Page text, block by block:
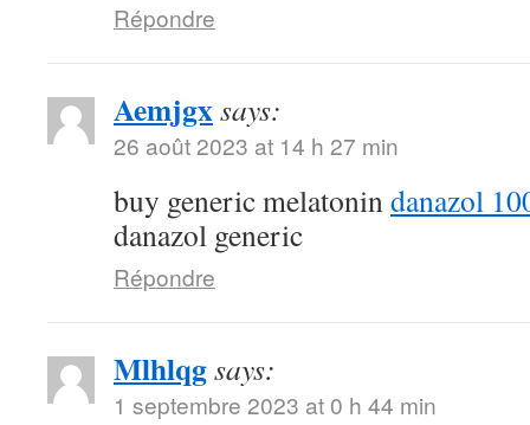
Répondre
Aemjgxsays:
26 août 2023 at 14 h 27 min
buy generic melatonindanazol
danazol generic
Répondre
Mlhlqgsays:
1 septembre 2023 at 0 h 44 min